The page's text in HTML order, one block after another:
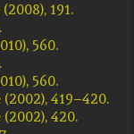
191.
560.
560.
419–420.
420.